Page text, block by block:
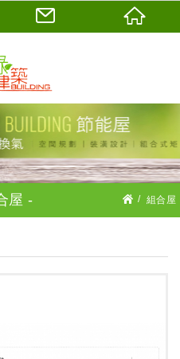
屋 組合屋